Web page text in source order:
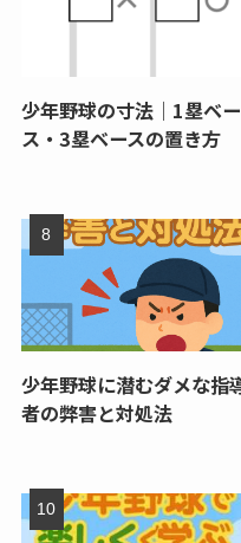
少年野球の寸法｜1塁ベー
ス・3塁ベースの置き方
少年野球に潜むダメな指
者の弊害と対処法